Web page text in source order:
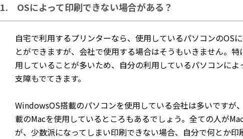
1. OSによって印刷できない場合がある？
自宅で利用するプリンターなら、使用しているパソコンのOS
とができますが、会社で使用する場合はそうもいきません。
用していることが多いため、自分の利用しているパソコンに
支障もでてきます。
WindowsOS搭載のパソコンを使用している会社は多いですが
載のMacを使用しているところもあるでしょう。全ての人が
が、少数派になってしまい印刷できない場合、自分で何とか印